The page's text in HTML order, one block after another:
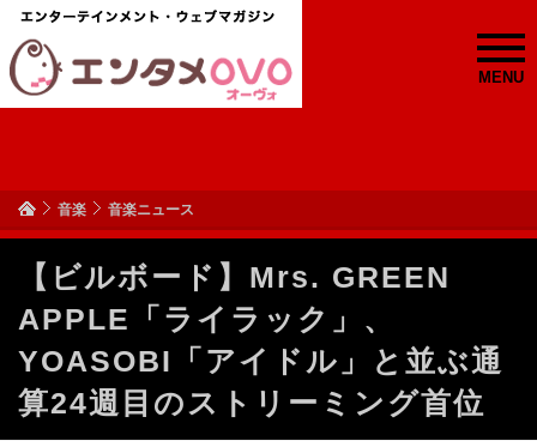
MENU
音楽 音楽ニュース
【ビルボード】Mrs. GREEN
APPLE「ライラック」、
YOASOBI「アイドル」と並ぶ通
算24週目のストリーミング首位